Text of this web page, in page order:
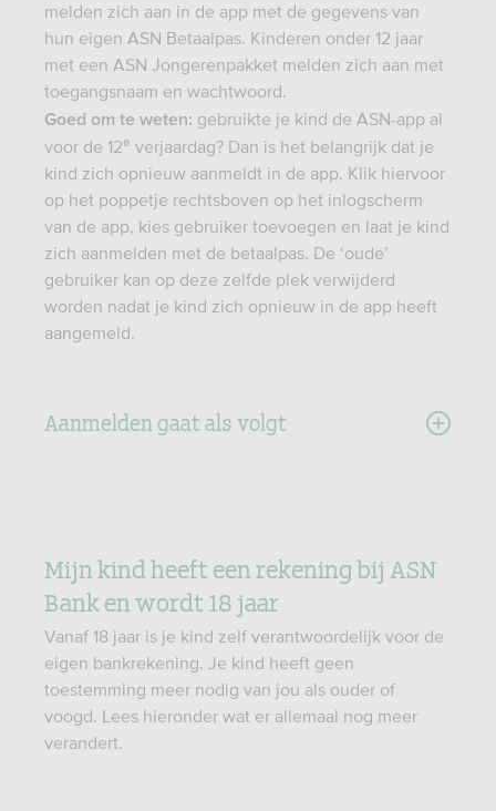
melden zich aan in de app met de gegevens van
hun eigen ASN Betaalpas. Kinderen onder 12 jaar
met een ASN Jongerenpakket melden zich aan met
toegangsnaam en wachtwoord.
Goed om te weten: gebruikte je kind de ASN-app al
voor de 12e verjaardag? Dan is het belangrijk dat je
kind zich opnieuw aanmeldt in de app. Klik hiervoor
op het poppetje rechtsboven op het inlogscherm
van de app, kies gebruiker toevoegen en laat je kind
zich aanmelden met de betaalpas. De ‘oude’
gebruiker kan op deze zelfde plek verwijderd
worden nadat je kind zich opnieuw in de app heeft
aangemeld.
Aanmelden gaat als volgt
Mijn kind heeft een rekening bij ASN
Bank en wordt 18 jaar
Vanaf 18 jaar is je kind zelf verantwoordelijk voor de
eigen bankrekening. Je kind heeft geen
toestemming meer nodig van jou als ouder of
voogd. Lees hieronder wat er allemaal nog meer
verandert.